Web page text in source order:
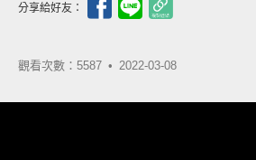
分享給好友：
觀看次數：5587 • 2022-03-08